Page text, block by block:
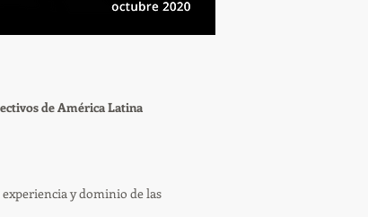
de América Latina
y dominio de las